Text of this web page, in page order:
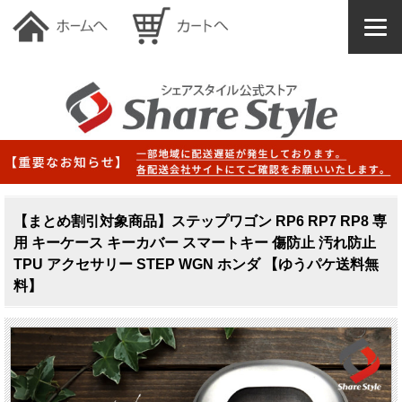
【まとめ割引対象商品】ステップワゴン RP6 RP7 RP8 専
用 キーケース キーカバー スマートキー 傷防止 汚れ防止
TPU アクセサリー STEP WGN ホンダ 【ゆうパケ送料無
料】